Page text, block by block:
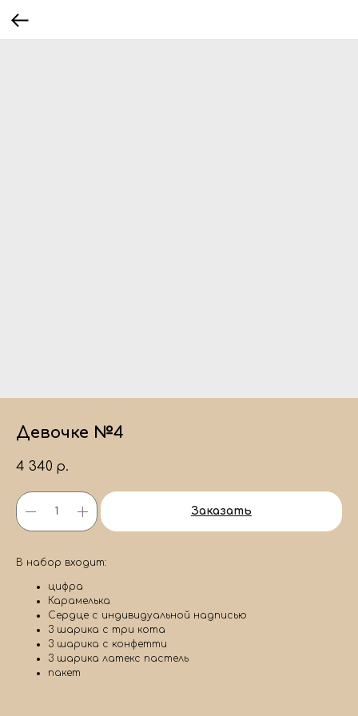
Девочке №4
4 340 р.
Заказать
В набор входит:
цифра
Карамелька
Сердце с индивидуальной надписью
3 шарика с три кота
3 шарика с конфетти
3 шарика латекс пастель
пакет